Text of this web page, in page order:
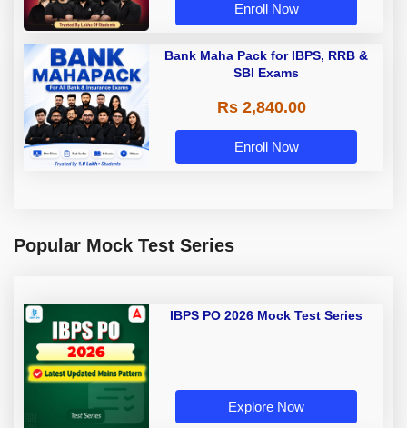
Enroll Now
Bank Maha Pack for IBPS, RRB &
SBI Exams
Rs 2,840.00
Enroll Now
Popular Mock Test Series
IBPS PO 2026 Mock Test Series
Explore Now